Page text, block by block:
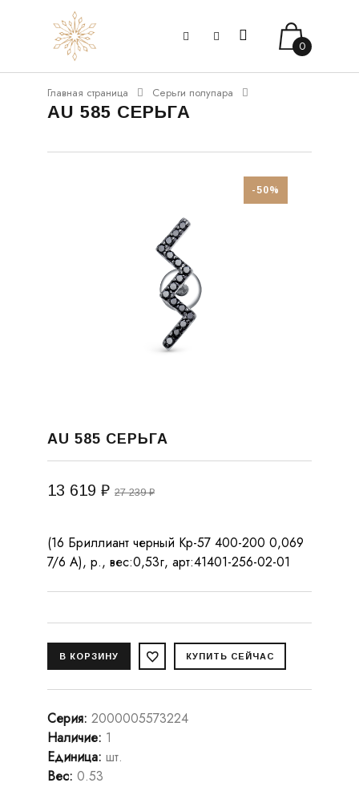
0
Главная страница Серьги полупара
AU 585 СЕРЬГА
-50%
AU 585 СЕРЬГА
13 619 ₽ 27 239 ₽
(16 Бриллиант черный Кр-57 400-200 0,069
7/6 А), р., вес:0,53г, арт:41401-256-02-01
Серия: 2000005573224
Наличие: 1
Единица: шт.
Вес: 0.53